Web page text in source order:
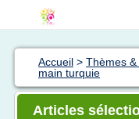
Accueil > Thèmes
main turquie
Articles